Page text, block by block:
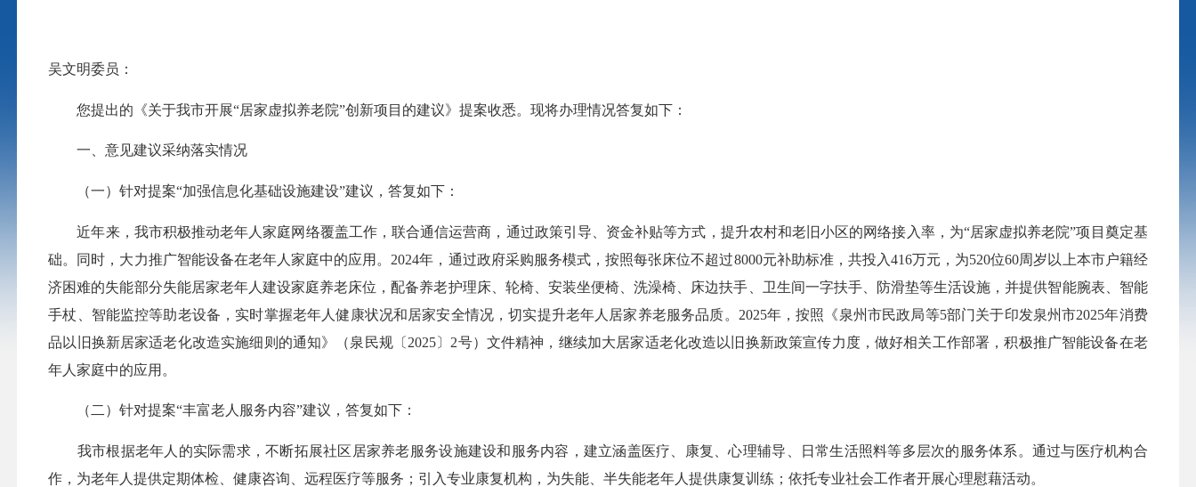
吴文明委员：
您提出的《关于我市开展“居家虚拟养老院”创新项目的建议》提案收悉。现将办理情况答复如下：
一、意见建议采纳落实情况
（一）针对提案“加强信息化基础设施建设”建议，答复如下：
近年来，我市积极推动老年人家庭网络覆盖工作，联合通信运营商，通过政策引导、资金补贴等方式，提升农村和老旧小区的网络接入率，为“居家虚拟养老院”项目奠定基
础。同时，大力推广智能设备在老年人家庭中的应用。2024年，通过政府采购服务模式，按照每张床位不超过8000元补助标准，共投入416万元，为520位60周岁以上本市户籍经
济困难的失能部分失能居家老年人建设家庭养老床位，配备养老护理床、轮椅、安装坐便椅、洗澡椅、床边扶手、卫生间一字扶手、防滑垫等生活设施，并提供智能腕表、智能
手杖、智能监控等助老设备，实时掌握老年人健康状况和居家安全情况，切实提升老年人居家养老服务品质。2025年，按照《泉州市民政局等5部门关于印发泉州市2025年消费
品以旧换新居家适老化改造实施细则的通知》（泉民规〔2025〕2号）文件精神，继续加大居家适老化改造以旧换新政策宣传力度，做好相关工作部署，积极推广智能设备在老
年人家庭中的应用。
（二）针对提案“丰富老人服务内容”建议，答复如下：
我市根据老年人的实际需求，不断拓展社区居家养老服务设施建设和服务内容，建立涵盖医疗、康复、心理辅导、日常生活照料等多层次的服务体系。通过与医疗机构合
作，为老年人提供定期体检、健康咨询、远程医疗等服务；引入专业康复机构，为失能、半失能老年人提供康复训练；依托专业社会工作者开展心理慰藉活动。